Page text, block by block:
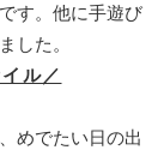
す。他に手遊び
した。
ル／
めでたい日の出